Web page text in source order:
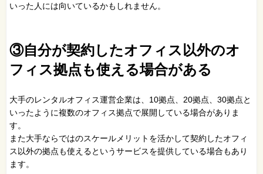
いった人には向いているかもしれません。
③自分が契約したオフィス以外のオ
フィス拠点も使える場合がある
大手のレンタルオフィス運営企業は、10拠点、20拠点、30拠点と
いったように複数のオフィス拠点で展開している場合がありま
す。
また大手ならではのスケールメリットを活かして契約したオフィ
ス以外の拠点も使えるというサービスを提供している場合もあり
ます。